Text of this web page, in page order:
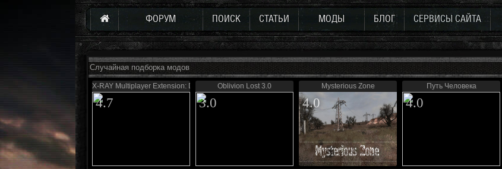
ФОРУМ ПОИСК СТАТЬИ МОДЫ БЛОГ СЕРВИСЫ САЙТА
Случайная подборка модов
X-RAY Multiplayer Extension: Defence
4.7
Oblivion Lost 3.0
3.0
Mysterious Zone
4.0
Путь Человека
4.0